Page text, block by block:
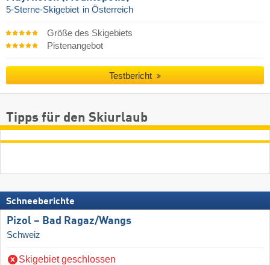
5-Sterne-Skigebiet in Österreich
Größe des Skigebiets
Pistenangebot
Testbericht
Tipps für den Skiurlaub
Schneeberichte
Pizol – Bad Ragaz/​Wangs
Schweiz
Skigebiet geschlossen